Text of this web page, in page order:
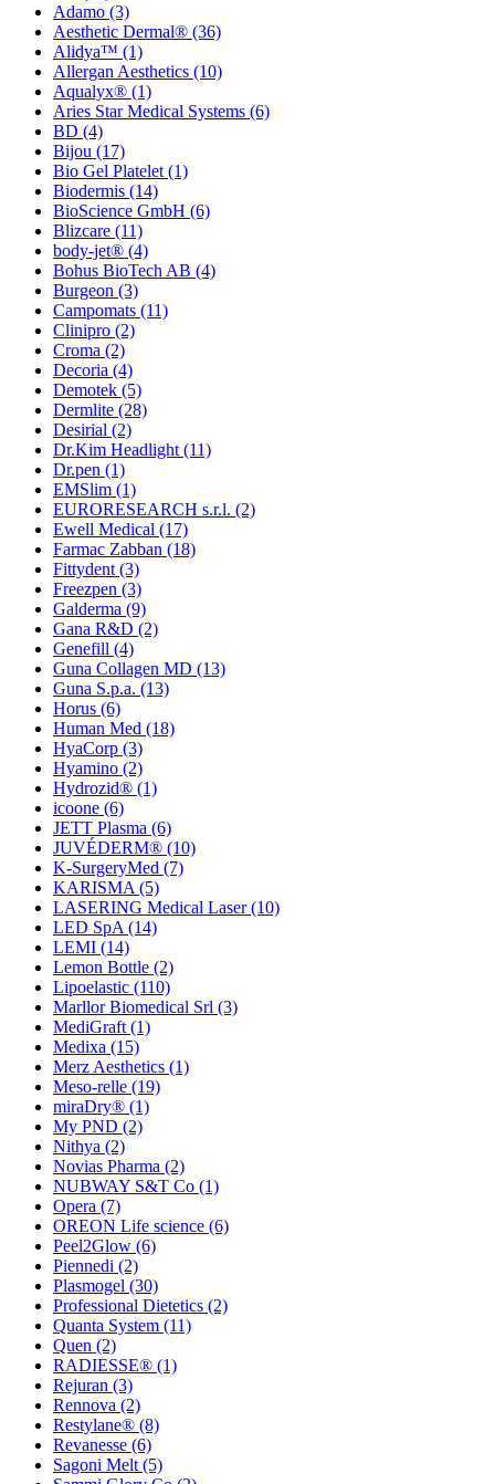
Adamo (3)
Aesthetic Dermal® (36)
Alidya™ (1)
Allergan Aesthetics (10)
Aqualyx® (1)
Aries Star Medical Systems (6)
BD (4)
Bijou (17)
Bio Gel Platelet (1)
Biodermis (14)
BioScience GmbH (6)
Blizcare (11)
body-jet® (4)
Bohus BioTech AB (4)
Burgeon (3)
Campomats (11)
Clinipro (2)
Croma (2)
Decoria (4)
Demotek (5)
Dermlite (28)
Desirial (2)
Dr.Kim Headlight (11)
Dr.pen (1)
EMSlim (1)
EURORESEARCH s.r.l. (2)
Ewell Medical (17)
Farmac Zabban (18)
Fittydent (3)
Freezpen (3)
Galderma (9)
Gana R&D (2)
Genefill (4)
Guna Collagen MD (13)
Guna S.p.a. (13)
Horus (6)
Human Med (18)
HyaCorp (3)
Hyamino (2)
Hydrozid® (1)
icoone (6)
JETT Plasma (6)
JUVÉDERM® (10)
K-SurgeryMed (7)
KARISMA (5)
LASERING Medical Laser(10)
LED SpA (14)
LEMI (14)
Lemon Bottle (2)
Lipoelastic (110)
Marllor Biomedical Srl (3)
MediGraft (1)
Medixa (15)
Merz Aesthetics (1)
Meso-relle (19)
miraDry® (1)
My PND (2)
Nithya (2)
Novias Pharma (2)
NUBWAY S&T Co (1)
Opera (7)
OREON Life science (6)
Peel2Glow (6)
Piennedi (2)
Plasmogel (30)
Professional Dietetics (2)
Quanta System (11)
Quen (2)
RADIESSE® (1)
Rejuran (3)
Rennova (2)
Restylane® (8)
Revanesse (6)
Sagoni Melt (5)